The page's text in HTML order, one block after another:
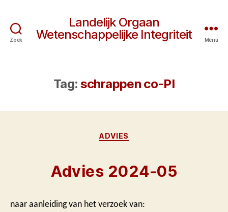
Zoek
Landelijk Orgaan
Wetenschappelijke Integriteit
Menu
Tag: schrappen co-PI
Categorieën
ADVIES
Advies 2024-05
naar aanleiding van het verzoek van: